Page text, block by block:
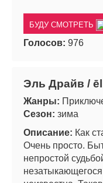
БУДУ СМОТРЕТЬ
Голосов: 976
Эль Драйв /
Жанры:
Сезон: зима
Описание: Как
Очень просто.
непростой
незатыкающегося